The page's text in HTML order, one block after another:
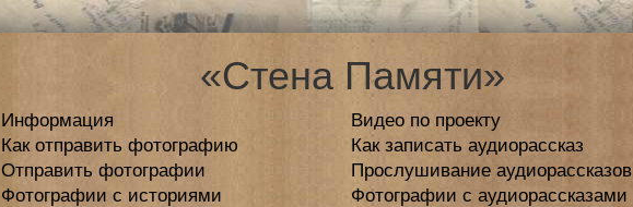
«Стена Памяти»
Информация
Видео по проекту
Как отправить фотографию
Как записать аудиорассказ
Отправить фотографии
Прослушивание аудиорассказов
Фотографии с историями
Фотографии с аудиорассказами